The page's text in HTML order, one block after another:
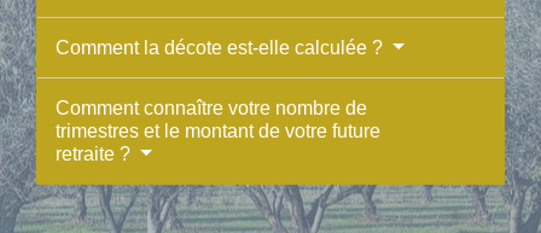
Comment la décote est-elle calculée ?
Comment connaître votre nombre de
trimestres et le montant de votre future
retraite ?